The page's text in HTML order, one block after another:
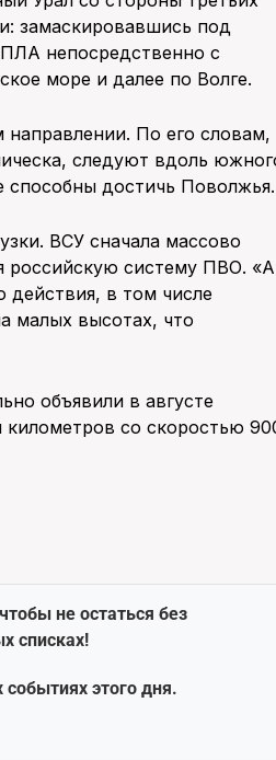
замаскировавшись под
непосредственно с
море и далее по Волге.
По его словам,
следуют вдоль
способны достичь Поволжья.
ВСУ сначала массово
российскую систему ПВО. «А
в том числе
малых высотах, что
объявили в августе
километров со скоростью
не остаться без
списках!
этого дня.